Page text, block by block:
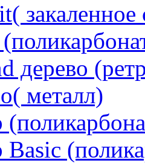
закаленное
дерево
металл)